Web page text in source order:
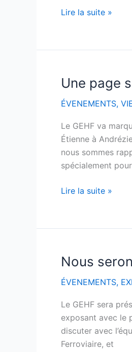
et
Lire la suite »
Une page
ÉVENEMENTS,
Le GEHF va
Étienne à
nous sommes
spécialement
Une
sur
bicentenaire
ligne
de
Saint-
Lire la suite »
Nous
ÉVENEMENTS,
Le GEHF sera
exposant avec le
discuter avec
Ferroviaire, et
Nous
à
les